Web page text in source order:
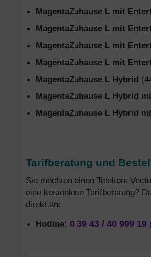
MagentaZuhause L mit
MagentaZuhause L mit
MagentaZuhause L mit
MagentaZuhause L mit
MagentaZuhause L Hybrid
MagentaZuhause L Hybrid
MagentaZuhause L Hybrid
Tarifberatung und
Sie möchten einen Telekom
eine kostenlose Tarifberatung?
direkt an:
Hotline: 0 39 43 / 40 999 19